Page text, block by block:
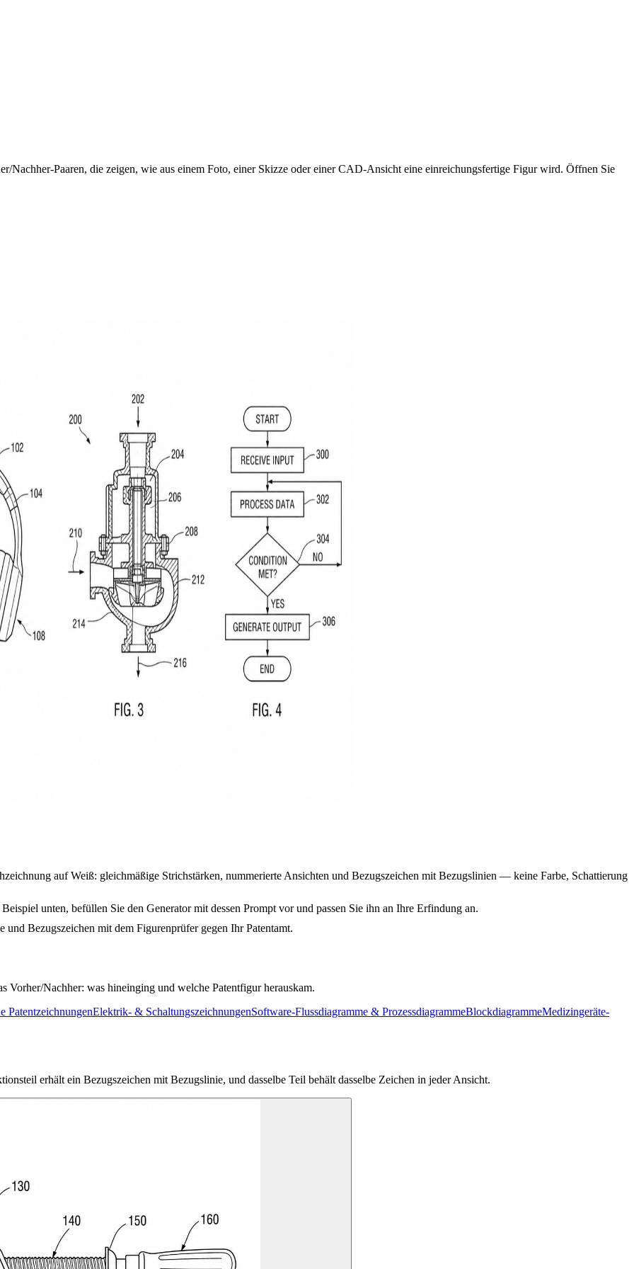
Paaren, die zeigen, wie aus einem Foto, einer Skizze oder einer CAD-Ansicht eine einreichungsfertige Figur wird. Öffnen Sie
auf Weiß: gleichmäßige Strichstärken, nummerierte Ansichten und Bezugszeichen mit Bezugslinien — keine Farbe, Schattierung
unten, befüllen Sie den Generator mit dessen Prompt vor und passen Sie ihn an Ihre Erfindung an.
Bezugszeichen mit dem Figurenprüfer gegen Ihr Patentamt.
Nachher: was hineinging und welche Patentfigur herauskam.
PatentzeichnungenElektrik- & SchaltungszeichnungenSoftware-Flussdiagramme & ProzessdiagrammeBlockdiagrammeMedizingeräte-
erhält ein Bezugszeichen mit Bezugslinie, und dasselbe Teil behält dasselbe Zeichen in jeder Ansicht.